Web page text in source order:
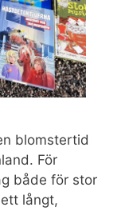
blomstertid
För
både för stor
långt,